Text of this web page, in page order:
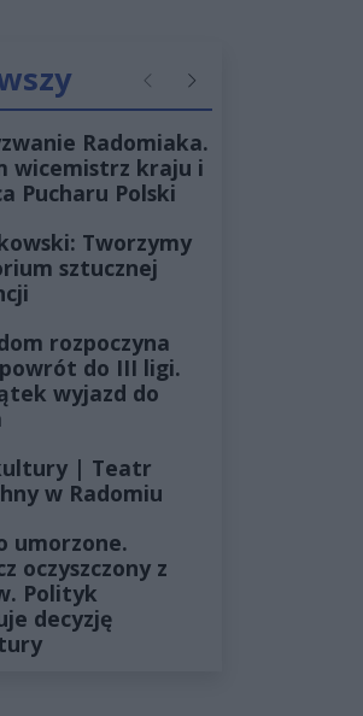
PoprzednieNastępne
Radomiaka.
wicemistrz kraju i
Pucharu Polski
Tworzymy
sztucznej
rozpoczyna
do III ligi.
wyjazd do
| Teatr
w Radomiu
umorzone.
oczyszczony z
Polityk
decyzję